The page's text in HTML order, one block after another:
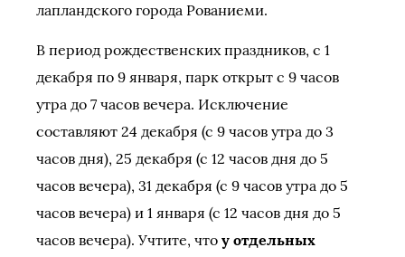
лапландского города Рованиеми.
В период рождественских праздников, с 1
декабря по 9 января, парк открыт с 9 часов
утра до 7 часов вечера. Исключение
составляют 24 декабря (с 9 часов утра до 3
часов дня), 25 декабря (с 12 часов дня до 5
часов вечера), 31 декабря (с 9 часов утра до 5
часов вечера) и 1 января (с 12 часов дня до 5
часов вечера). Учтите, что у отдельных